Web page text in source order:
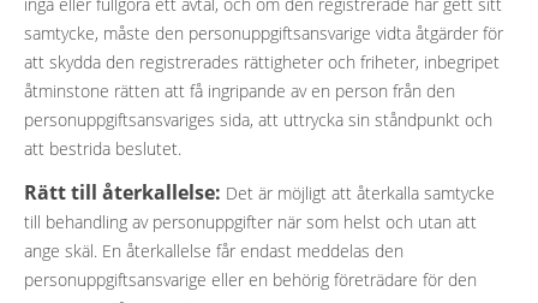
samtycke, måste den personuppgiftsansvarige vidta åtgärder för
att skydda den registrerades rättigheter och friheter, inbegripet
åtminstone rätten att få ingripande av en person från den
personuppgiftsansvariges sida, att uttrycka sin ståndpunkt och
att bestrida beslutet.
Rätt till återkallelse: Det är möjligt att återkalla samtycke
till behandling av personuppgifter när som helst och utan att
ange skäl. En återkallelse får endast meddelas den
personuppgiftsansvarige eller en behörig företrädare för den